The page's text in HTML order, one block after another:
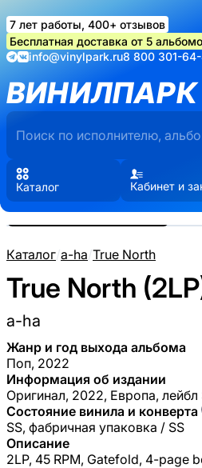
7 лет работы, 400+ отзывов
Бесплатная доставка от 5
info@vinylpark.ru8 800 301-
ВИНИЛПАРК
Каталог Кабинет и
Каталог/a-ha/True North
True North
a-ha
Жанр и год выхода альбома
Поп, 2022
Информация об издании
Оригинал, 2022, Европа, лейбл
Состояние винила и конверта
SS, фабричная упаковка / SS
Описание
2LP, 45 RPM, Gatefold, 4-page
Реальные фото пластинки.
Нажмите, чтобы увеличить